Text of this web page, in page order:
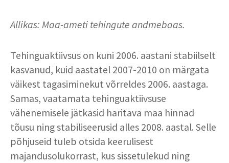
Allikas: Maa-ameti tehingute andmebaas.
Tehinguaktiivsus on kuni 2006. aastani stabiilselt
kasvanud, kuid aastatel 2007-2010 on märgata
väikest tagasiminekut võrreldes 2006. aastaga.
Samas, vaatamata tehinguaktiivsuse
vähenemisele jätkasid haritava maa hinnad
tõusu ning stabiliseerusid alles 2008. aastal. Selle
põhjuseid tuleb otsida keerulisest
majandusolukorrast, kus sissetulekud ning